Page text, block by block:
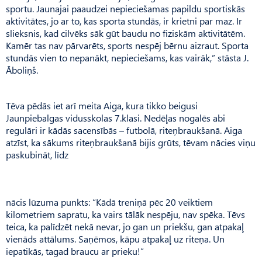
sportu. Jaunajai paaudzei nepieciešamas papildu sportiskās
aktivitātes, jo ar to, kas sporta stundās, ir krietni par maz. Ir
slieksnis, kad cilvēks sāk gūt baudu no fiziskām aktivitātēm.
Kamēr tas nav pārvarēts, sports nespēj bērnu aizraut. Sporta
stundās vien to nepanākt, nepieciešams, kas vairāk,” stāsta J.
Āboliņš.
Tēva pēdās iet arī meita Aiga, kura tikko beigusi
Jaunpiebalgas vidusskolas 7.klasi. Nedēļas nogalēs abi
regulāri ir kādās sacensībās – futbolā, riteņbraukšanā. Aiga
atzīst, ka sākums riteņbraukšanā bijis grūts, tēvam nācies viņu
paskubināt, līdz
nācis lūzuma punkts: “Kādā treniņā pēc 20 veiktiem
kilometriem sapratu, ka vairs tālāk nespēju, nav spēka. Tēvs
teica, ka palīdzēt nekā nevar, jo gan un priekšu, gan atpakaļ
vienāds attālums. Saņēmos, kāpu atpakaļ uz riteņa. Un
iepatikās, tagad braucu ar prieku!”